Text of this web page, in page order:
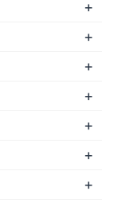
+
+
+
+
+
+
+